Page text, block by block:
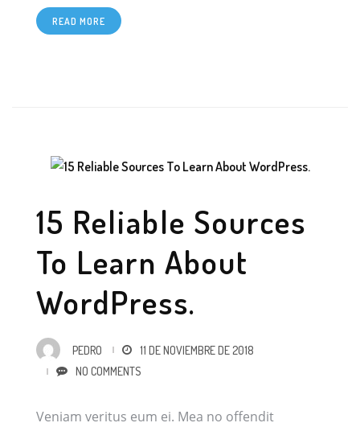
READ MORE
15 Reliable Sources
To Learn About
WordPress.
PEDRO
11 DE NOVIEMBRE DE 2018
NO COMMENTS
Veniam veritus eum ei. Mea no offendit